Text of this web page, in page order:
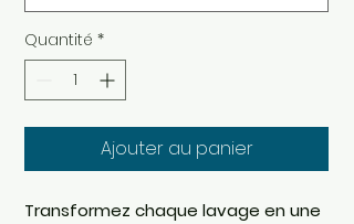
Quantité *
Ajouter au panier
Transformez chaque lavage en une